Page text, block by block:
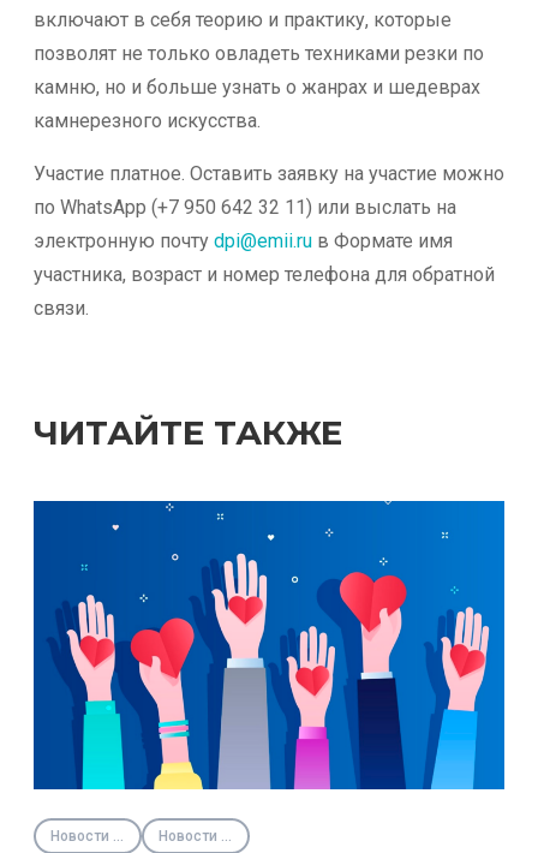
включают в себя теорию и практику, которые
позволят не только овладеть техниками резки по
камню, но и больше узнать о жанрах и шедеврах
камнерезного искусства.
Участие платное. Оставить заявку на участие можно
по WhatsApp (+7 950 642 32 11) или выслать на
электронную почту dpi@emii.ru в Формате имя
участника, возраст и номер телефона для обратной
связи.
ЧИТАЙТЕ ТАКЖЕ
Новости партнёров Новости Фонда